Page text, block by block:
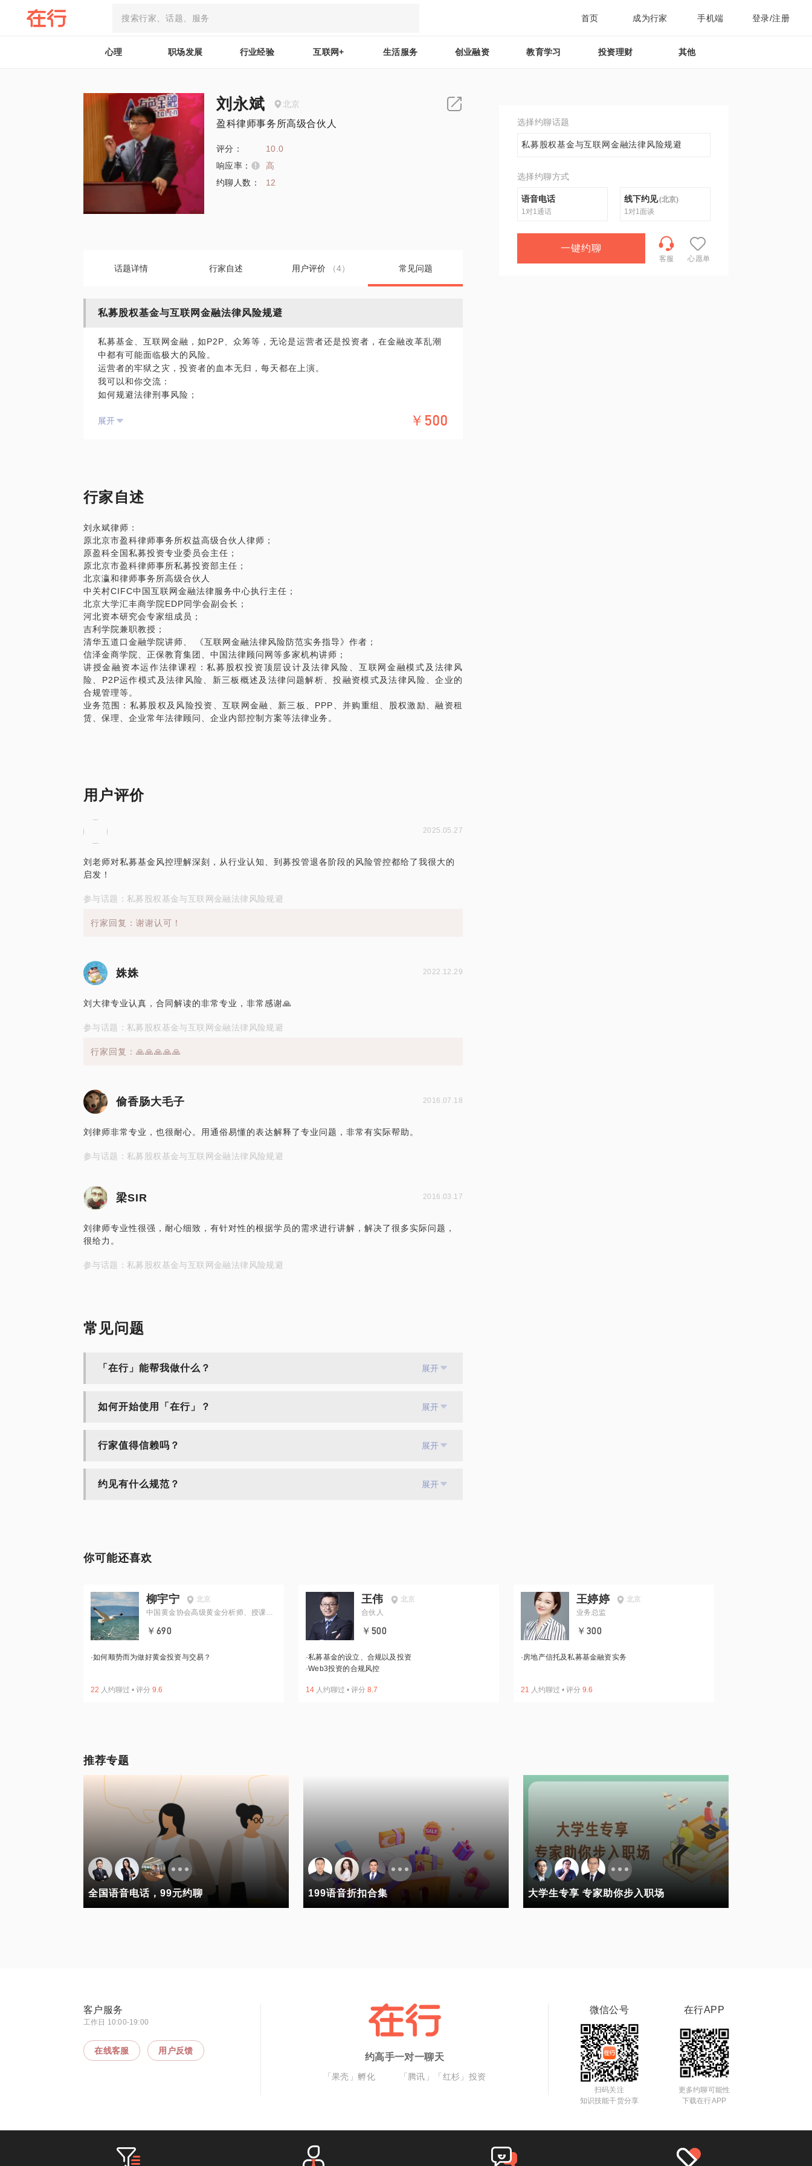
首页 成为行家 手机端 登录/注册
心理 职场发展 行业经验 互联网+ 生活服务 创业融资 教育学习 投资理财 其他
刘永斌 北京
盈科律师事务所高级合伙人
评分：
10.0
响应率：
高
约聊人数：
12
话题详情 行家自述 用户评价 （4） 常见问题
私募股权基金与互联网金融法律风险规避
私募基金、互联网金融，如P2P、众筹等，无论是运营者还是投资者，在金融改革乱潮
中都有可能面临极大的风险。
运营者的牢狱之灾，投资者的血本无归，每天都在上演。
我可以和你交流：
如何规避法律刑事风险；
如果你有类似困惑，欢迎相约相谈相交！
代表平台观点，平台对话题内容不予担保，烦请知悉。
展开 ￥500
行家自述
刘永斌律师：
原北京市盈科律师事务所权益高级合伙人律师；
原盈科全国私募投资专业委员会主任；
原北京市盈科律师事所私募投资部主任；
北京瀛和律师事务所高级合伙人
中关村CIFC中国互联网金融法律服务中心执行主任；
北京大学汇丰商学院EDP同学会副会长；
河北资本研究会专家组成员；
吉利学院兼职教授；
清华五道口金融学院讲师、 《互联网金融法律风险防范实务指导》作者；
信泽金商学院、正保教育集团、中国法律顾问网等多家机构讲师；
讲授金融资本运作法律课程：私募股权投资顶层设计及法律风险、互联网金融模式及法律风
险、P2P运作模式及法律风险、新三板概述及法律问题解析、投融资模式及法律风险、企业的
合规管理等。
业务范围：私募股权及风险投资、互联网金融、新三板、PPP、并购重组、股权激励、融资租
赁、保理、企业常年法律顾问、企业内部控制方案等法律业务。
用户评价
2025.05.27
刘老师对私募基金风控理解深刻，从行业认知、到募投管退各阶段的风险管控都给了我很大的
启发！
参与话题：私募股权基金与互联网金融法律风险规避
行家回复：谢谢认可！
姝姝 2022.12.29
刘大律专业认真，合同解读的非常专业，非常感谢🙏
参与话题：私募股权基金与互联网金融法律风险规避
行家回复：🙏🙏🙏🙏🙏
偷香肠大毛子 2016.07.18
刘律师非常专业，也很耐心。用通俗易懂的表达解释了专业问题，非常有实际帮助。
参与话题：私募股权基金与互联网金融法律风险规避
梁SIR 2016.03.17
刘律师专业性很强，耐心细致，有针对性的根据学员的需求进行讲解，解决了很多实际问题，
很给力。
参与话题：私募股权基金与互联网金融法律风险规避
常见问题
「在行」能帮我做什么？ 展开
如何开始使用「在行」？ 展开
行家值得信赖吗？ 展开
约见有什么规范？ 展开
选择约聊话题
私募股权基金与互联网金融法律风险规避
选择约聊方式
语音电话
1对1通话
线下约见(北京)
1对1面谈
一键约聊
客服 心愿单
你可能还喜欢
柳宇宁
北京
中国黄金协会高级黄金分析师、授课讲
￥690
·如何顺势而为做好黄金投资与交易？
22 人约聊过 • 评分 9.6
王伟
北京
合伙人
￥500
·私募基金的设立、合规以及投资
·Web3投资的合规风控
14 人约聊过 • 评分 8.7
王婷婷
北京
业务总监
￥300
·房地产信托及私募基金融资实务
21 人约聊过 • 评分 9.6
推荐专题
全国语音电话，99元约聊 199语音折扣合集 大学生专享 专家助你步入职场
客户服务
工作日 10:00-19:00
在线客服 用户反馈
约高手一对一聊天
「果壳」孵化 「腾讯」「红杉」投资
微信公号
扫码关注
知识技能干货分享
在行APP
更多约聊可能性
下载在行APP